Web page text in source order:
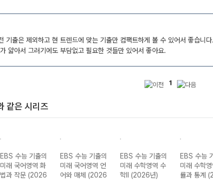
기출은 제외하고 현 트렌드에 맞는 기출만 컴팩트하게 볼 수 있어서 좋습니
얇아서 그러기에도 부담없고 필요한 것들만 있어서 좋아요.
1
같은 시리즈
EBS 수능 기출의
미래 국어영역 화
법과 작문 (2026
EBS 수능 기출의
미래 국어영역 언
어와 매체 (2026
EBS 수능 기출의
미래 수학영역 수
학II (2026년)
EBS 수능
미래 수학
률과 통계